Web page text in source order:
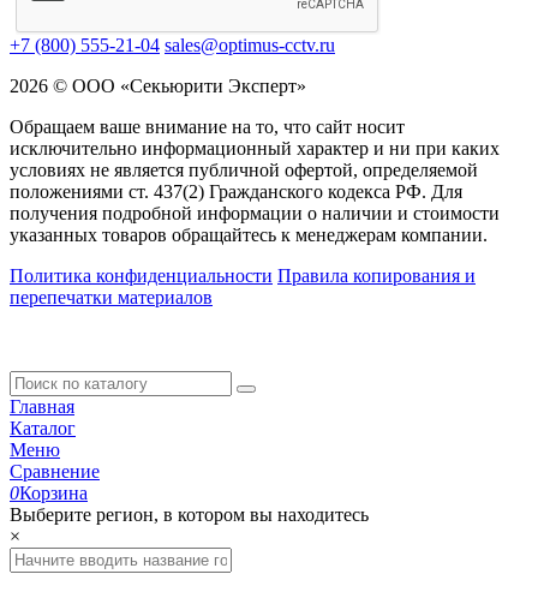
+7 (800) 555-21-04 sales@optimus-cctv.ru
2026 © ООО «Секьюрити Эксперт»
Обращаем ваше внимание на то, что сайт носит
исключительно информационный характер и ни при каких
условиях не является публичной офертой, определяемой
положениями ст. 437(2) Гражданского кодекса РФ. Для
получения подробной информации о наличии и стоимости
указанных товаров обращайтесь к менеджерам компании.
Политика конфиденциальности Правила копирования и
перепечатки материалов
Главная
Каталог
Меню
Сравнение
0Корзина
Выберите регион, в котором вы находитесь
×